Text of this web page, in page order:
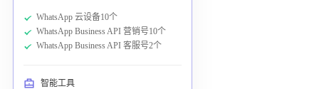
WhatsApp 云设备10个
WhatsApp Business API 营销号10个
WhatsApp Business API 客服号2个
智能工具